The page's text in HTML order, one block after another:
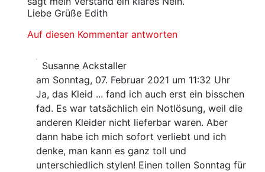
Liebe Grüße Edith
Auf diesen Kommentar antworten
Susanne Ackstaller
am Sonntag, 07. Februar 2021 um 11:32 Uhr
Ja, das Kleid ... fand ich auch erst ein bisschen
fad. Es war tatsächlich ein Notlösung, weil die
anderen Kleider nicht lieferbar waren. Aber
dann habe ich mich sofort verliebt und ich
denke, man kann es ganz toll und
unterschiedlich stylen! Einen tollen Sonntag für